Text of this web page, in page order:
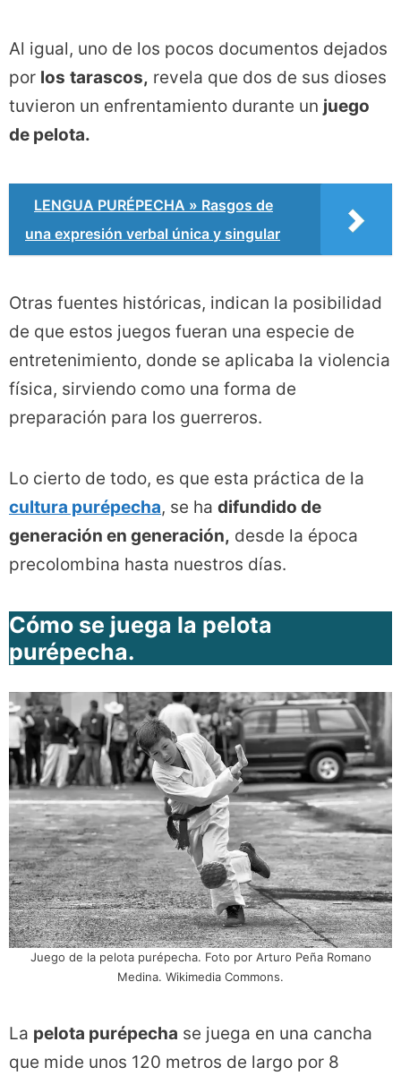
Al igual, uno de los pocos documentos dejados
por los tarascos, revela que dos de sus dioses
tuvieron un enfrentamiento durante un juego
de pelota.
LENGUA PURÉPECHA » Rasgos de
una expresión verbal única y singular
Otras fuentes históricas, indican la posibilidad
de que estos juegos fueran una especie de
entretenimiento, donde se aplicaba la violencia
física, sirviendo como una forma de
preparación para los guerreros.
Lo cierto de todo, es que esta práctica de la
cultura purépecha, se ha difundido de
generación en generación, desde la época
precolombina hasta nuestros días.
Cómo se juega la pelota
purépecha.
Juego de la pelota purépecha. Foto por Arturo Peña Romano
Medina. Wikimedia Commons.
La pelota purépecha se juega en una cancha
que mide unos 120 metros de largo por 8